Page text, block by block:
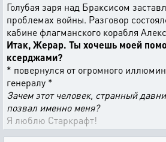
Голубая заря над Браксисом
проблемах войны. Разговор
кабине флагманского корабля
Итак, Жерар. Ты хочешь моей
ксерджами?
* повернулся от огромного
генералу *
Зачем этот человек, странный
позвал именно меня?
Я люблю Старкрафт!